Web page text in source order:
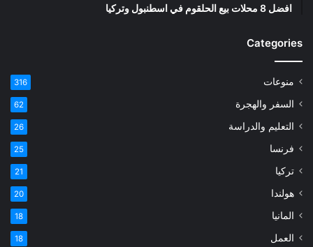
افضل 8 محلات بيع الحلقوم في اسطنبول وتركيا
Categories
منوعات 316
السفر والهجرة 62
التعليم والدراسة 26
فرنسا 25
تركيا 21
هولندا 20
المانيا 18
العمل 18